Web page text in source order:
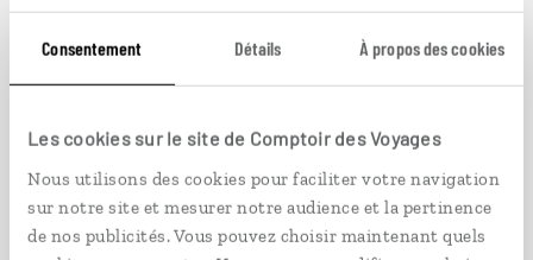
Consentement Détails À propos des cookies
Les cookies sur le site de Comptoir des Voyages
Nous utilisons des cookies pour faciliter votre navigation
sur notre site et mesurer notre audience et la pertinence
de nos publicités. Vous pouvez choisir maintenant quels